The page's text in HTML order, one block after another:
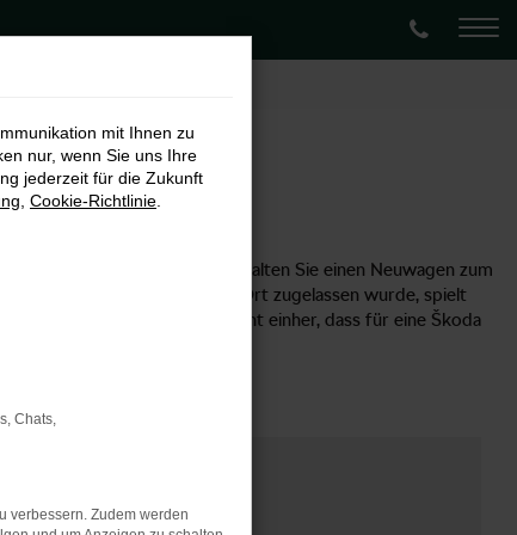
empfehlen, denn so erhalten Sie einen Neuwagen zum
oder an einem anderen Ort zugelassen wurde, spielt
handelt. Damit geht einher, dass für eine Škoda
Preis unterbreiten.
mit Ihnen zu
nur, wenn Sie uns Ihre
jederzeit für die Zukunft
Cookie-Richtlinie
Chats,
verbessern. Zudem werden